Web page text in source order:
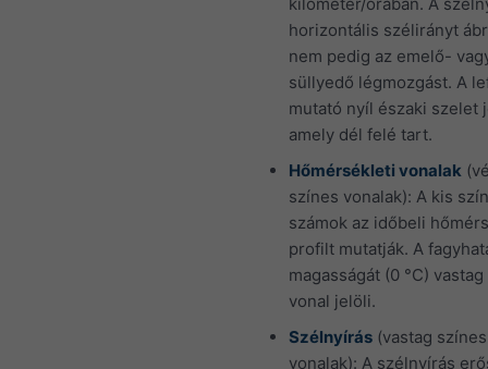
horizontális szélirányt
nem pedig az emelő-
süllyedő légmozgást. A
mutató nyíl északi szelet
amely dél felé tart.
Hőmérsékleti vonalak
színes vonalak): A kis
számok az időbeli
profilt mutatják. A
magasságát (0 °C)
vonal jelöli.
Szélnyírás (vastag színes
vonalak): A szélnyírás